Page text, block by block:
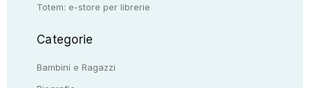
Totem: e-store per librerie
Categorie
Bambini e Ragazzi